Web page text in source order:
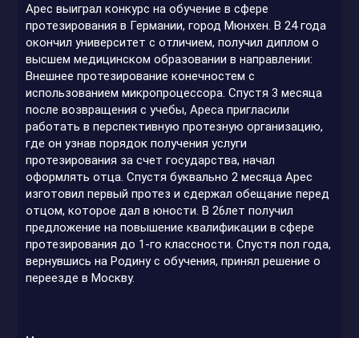
Арес выиграл конкурс на обучение в сфере
протезирования в Германии, город Мюнхен. В 24 года
окончил университет с отличием, получил диплом о
высшем медицинском образовании в направлении:
Внешнее протезирование конечностем с
использованием микропроцессора. Спустя 3 месяца
после возвращения с учебы, Ареса пригласили
работать в перспективную протезную организацию,
где он узнав порядок получения услуги
протезирования за счет государства, начал
оформлять отца. Спустя буквально 2 месяца Арес
изготовил первый протез и сдержал обещание перед
отцом, которое дал в юности. В 26лет получил
предложение на повышение квалификации в сфере
протезирования до 1-го классности. Спустя пол года,
вернувшись на Родину с обучения, принял решение о
переезде в Москву.